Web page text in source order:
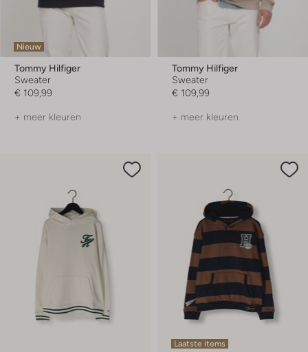
Nieuw
Tommy Hilfiger
Sweater
€ 109,99
+ meer kleuren
Tommy Hilfiger
Sweater
€ 109,99
+ meer kleuren
Laatste items